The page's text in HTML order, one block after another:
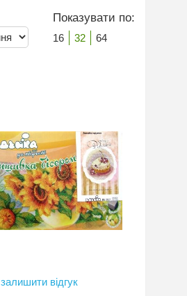
Показувати по:
16 32 64
залишити відгук